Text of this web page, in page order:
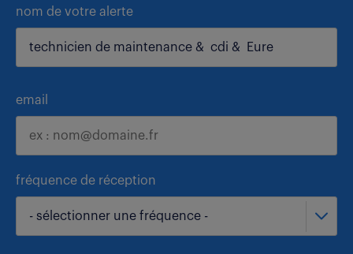
nom de votre alerte
email
fréquence de réception
- sélectionner une fréquence -